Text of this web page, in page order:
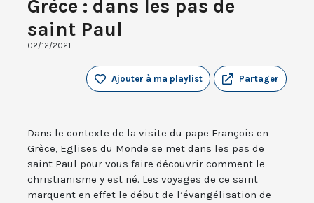
Grèce : dans les pas de
saint Paul
02/12/2021
Partager
Ajouter à ma playlist
Dans le contexte de la visite du pape François en
Grèce, Eglises du Monde se met dans les pas de
saint Paul pour vous faire découvrir comment le
christianisme y est né. Les voyages de ce saint
marquent en effet le début de l’évangélisation de